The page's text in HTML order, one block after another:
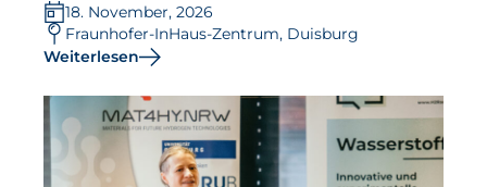
18. November, 2026
Fraunhofer-InHaus-Zentrum, Duisburg
Weiterlesen